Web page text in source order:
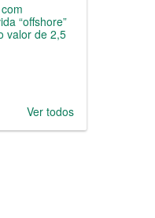
“offshore”
valor de 2,5
Ver todos